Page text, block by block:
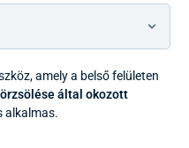
amely a belső felületen
által okozott
alkalmas.